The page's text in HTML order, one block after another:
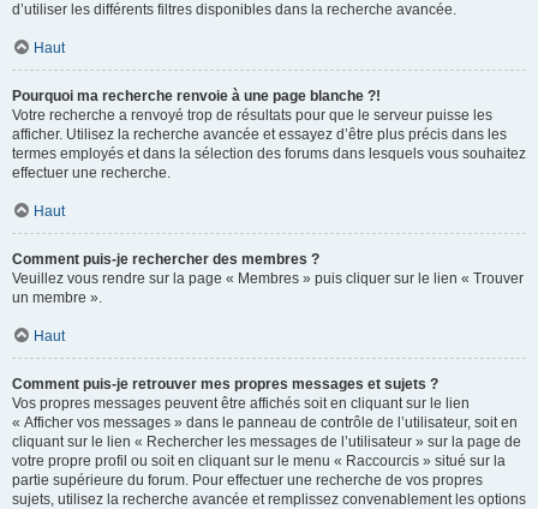
d’utiliser les différents filtres disponibles dans la recherche avancée.
Haut
Pourquoi ma recherche renvoie à une page blanche ?!
Votre recherche a renvoyé trop de résultats pour que le serveur puisse les
afficher. Utilisez la recherche avancée et essayez d’être plus précis dans les
termes employés et dans la sélection des forums dans lesquels vous souhaitez
effectuer une recherche.
Haut
Comment puis-je rechercher des membres ?
Veuillez vous rendre sur la page « Membres » puis cliquer sur le lien « Trouver
un membre ».
Haut
Comment puis-je retrouver mes propres messages et sujets ?
Vos propres messages peuvent être affichés soit en cliquant sur le lien
« Afficher vos messages » dans le panneau de contrôle de l’utilisateur, soit en
cliquant sur le lien « Rechercher les messages de l’utilisateur » sur la page de
votre propre profil ou soit en cliquant sur le menu « Raccourcis » situé sur la
partie supérieure du forum. Pour effectuer une recherche de vos propres
sujets, utilisez la recherche avancée et remplissez convenablement les options